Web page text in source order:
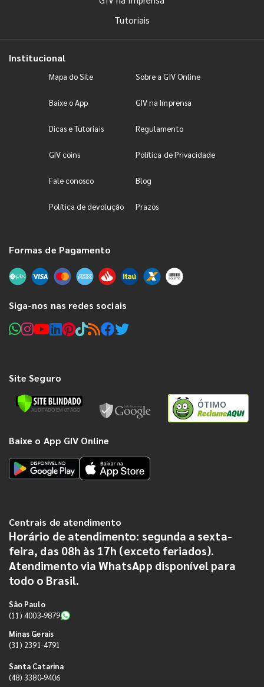
Tutoriais
Institucional
Mapa do Site Sobre a GIV Online
Baixe o App GIV na Imprensa
Dicas e Tutoriais Regulamento
GIV coins Política de Privacidade
Fale conosco Blog
Política de devolução Prazos
Formas de Pagamento
Siga-nos nas redes sociais
Site Seguro
ÓTIMO
Baixe o App GIV Online
Centrais de atendimento
Horário de atendimento: segunda a sexta-
feira, das 08h às 17h (exceto feriados).
Atendimento via WhatsApp disponível para
todo o Brasil.
São Paulo
(11) 4003-9879
Minas Gerais
(31) 2391-4791
Santa Catarina
(48) 3380-9406